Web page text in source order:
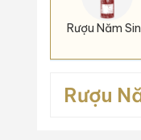
Rượu Năm
Rượu